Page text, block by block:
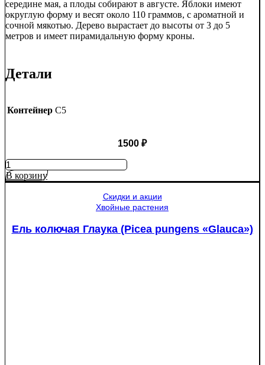
середине мая, а плоды собирают в августе. Яблоки имеют
округлую форму и весят около 110 граммов, с ароматной и
сочной мякотью. Дерево вырастает до высоты от 3 до 5
метров и имеет пирамидальную форму кроны.
Детали
Контейнер C5
1500 ₽
Количество
товара
Яблоня
В корзину
Скидки и акции
Хвойные растения
Ель колючая Глаука (Picea pungens «Glauca»)